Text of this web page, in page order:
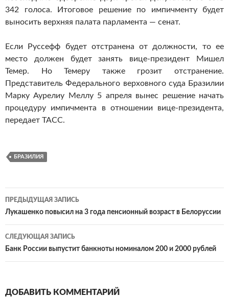
342 голоса. Итоговое решение по импичменту будет
выносить верхняя палата парламента — сенат.
Если Руссефф будет отстранена от должности, то ее
место должен будет занять вице-президент Мишел
Темер. Но Темеру также грозит отстранение.
Представитель Федерального верховного суда Бразилии
Марку Аурелиу Меллу 5 апреля вынес решение начать
процедуру импичмента в отношении вице-президента,
передает ТАСС.
БРАЗИЛИЯ
Навигация
по
записям
ПРЕДЫДУЩАЯ ЗАПИСЬ
Лукашенко повысил на 3 года пенсионный возраст в Белоруссии
СЛЕДУЮЩАЯ ЗАПИСЬ
Банк России выпустит банкноты номиналом 200 и 2000 рублей
ДОБАВИТЬ КОММЕНТАРИЙ